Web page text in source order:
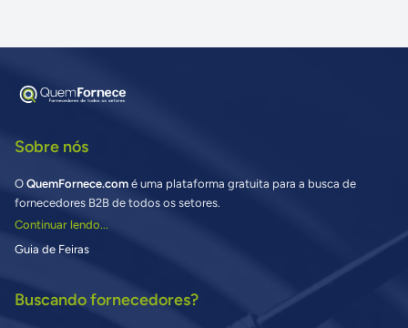
Sobre nós
O QuemFornece.com é uma plataforma gratuita para a busca de
fornecedores B2B de todos os setores.
Continuar lendo...
Guia de Feiras
Buscando fornecedores?